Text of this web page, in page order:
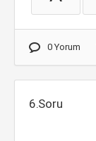
0 Yorum
6.Soru